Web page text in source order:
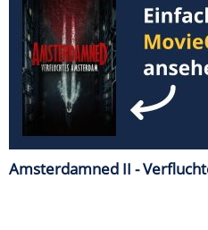
Amsterdamned II -